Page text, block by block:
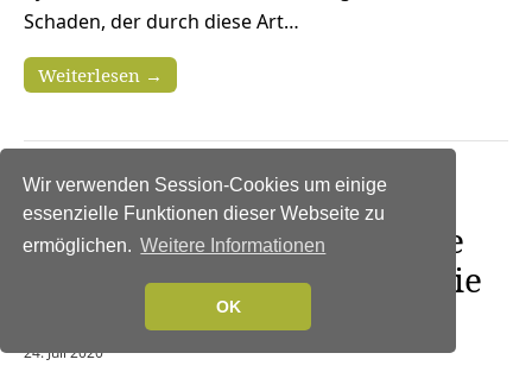
Wir verwenden Session-Cookies um einige
essenzielle Funktionen dieser Webseite zu
ermöglichen. Weitere Informationen
OK
Schaden, der durch diese Art…
Weiterlesen →
NEWS | IT-SECURITY|TIPPS
Sicherheitslösung gegen die
fünf großen Gefahren für die
IT-Sicherheit
24. Juli 2020